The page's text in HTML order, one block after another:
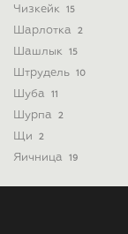
Чизкейк 15
Шарлотка 2
Шашлык 15
Штрудель 10
Шуба 11
Шурпа 2
Щи 2
Яичница 19